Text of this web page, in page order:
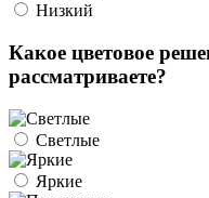
Низкий
Какое цветовое
рассматриваете?
Светлые
Яркие